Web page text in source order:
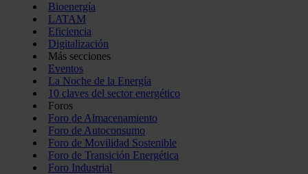
Bioenergía
LATAM
Eficiencia
Digitalización
Más secciones
Eventos
La Noche de la Energía
10 claves del sector energético
Foros
Foro de Almacenamiento
Foro de Autoconsumo
Foro de Movilidad Sostenible
Foro de Transición Energética
Foro Industrial